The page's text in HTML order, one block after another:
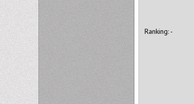
Ranking: -